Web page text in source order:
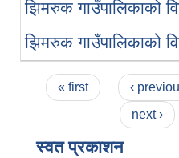
झिमरुक गाउँपालिकाको
झिमरुक गाउँपालिकाको
Pages
« first ‹
next ›
स्वत प्रकाशन